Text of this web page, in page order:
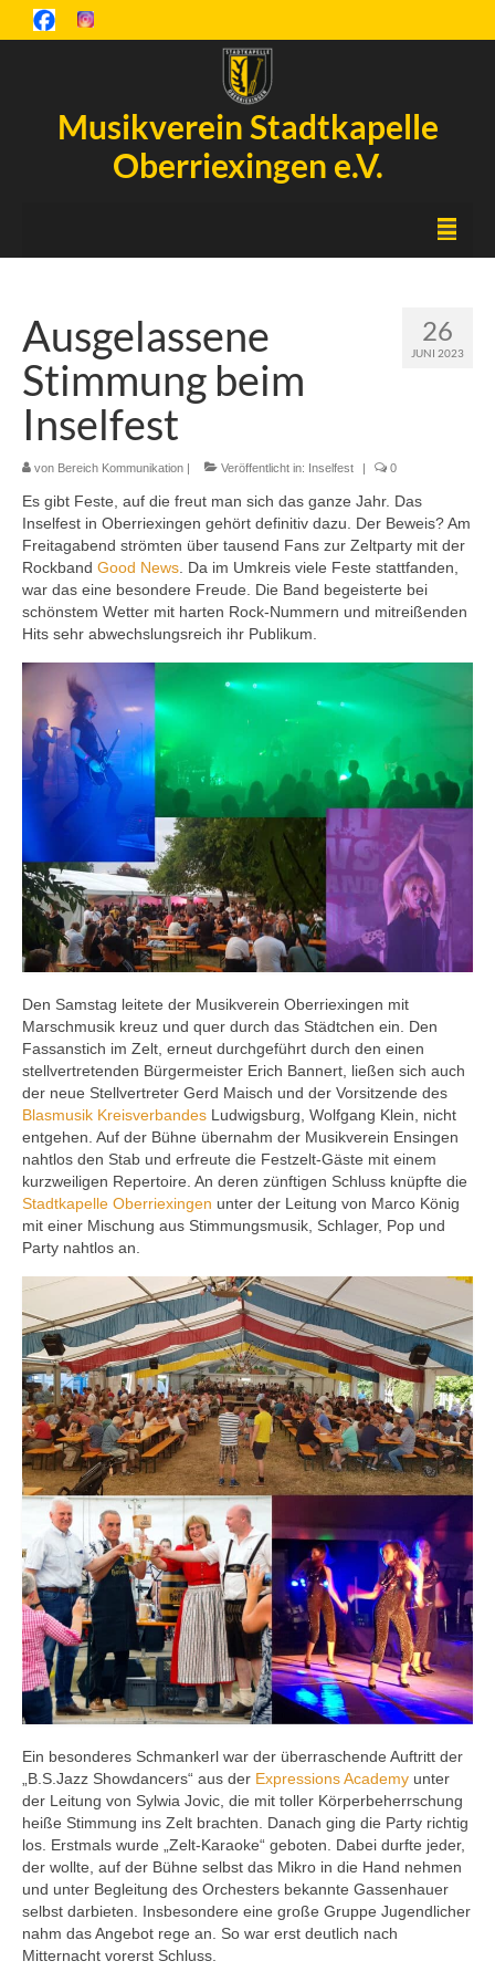
Musikverein Stadtkapelle
Oberriexingen e.V.
Inselfest
Aktuelles
Chronik
Orchester
Ausbildung
Downloads
Kontakt
26
JUNI 2023
Ausgelassene
Stimmung beim
Inselfest
von Bereich Kommunikation | Veröffentlicht in: Inselfest | 0
Es gibt Feste, auf die freut man sich das ganze Jahr. Das
Inselfest in Oberriexingen gehört definitiv dazu. Der Beweis? Am
Freitagabend strömten über tausend Fans zur Zeltparty mit der
Rockband Good News . Da im Umkreis viele Feste stattfanden,
war das eine besondere Freude. Die Band begeisterte bei
schönstem Wetter mit harten Rock-Nummern und mitreißenden
Hits sehr abwechslungsreich ihr Publikum.
Den Samstag leitete der Musikverein Oberriexingen mit
Marschmusik kreuz und quer durch das Städtchen ein. Den
Fassanstich im Zelt, erneut durchgeführt durch den einen
stellvertretenden Bürgermeister Erich Bannert, ließen sich auch
der neue Stellvertreter Gerd Maisch und der Vorsitzende des
Blasmusik Kreisverbandes Ludwigsburg, Wolfgang Klein, nicht
entgehen. Auf der Bühne übernahm der Musikverein Ensingen
nahtlos den Stab und erfreute die Festzelt-Gäste mit einem
kurzweiligen Repertoire. An deren zünftigen Schluss knüpfte die
Stadtkapelle Oberriexingen unter der Leitung von Marco König
mit einer Mischung aus Stimmungsmusik, Schlager, Pop und
Party nahtlos an.
Ein besonderes Schmankerl war der überraschende Auftritt der
„B.S.Jazz Showdancers“ aus der Expressions Academy unter
der Leitung von Sylwia Jovic, die mit toller Körperbeherrschung
heiße Stimmung ins Zelt brachten. Danach ging die Party richtig
los. Erstmals wurde „Zelt-Karaoke“ geboten. Dabei durfte jeder,
der wollte, auf der Bühne selbst das Mikro in die Hand nehmen
und unter Begleitung des Orchesters bekannte Gassenhauer
selbst darbieten. Insbesondere eine große Gruppe Jugendlicher
nahm das Angebot rege an. So war erst deutlich nach
Mitternacht vorerst Schluss.